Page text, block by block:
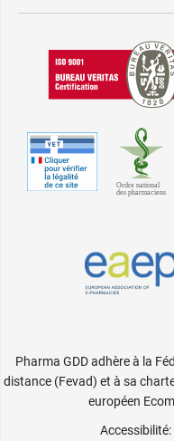
Pharma GDD adhère à la
distance (Fevad) et à sa
européen
Accessibilité